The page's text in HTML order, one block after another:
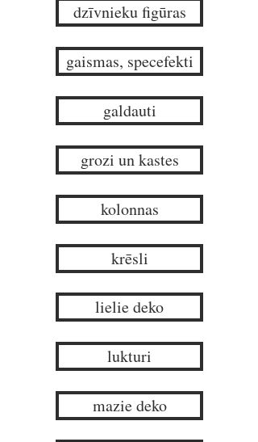
dzīvnieku figūras
gaismas, specefekti
galdauti
grozi un kastes
kolonnas
krēsli
lielie deko
lukturi
mazie deko